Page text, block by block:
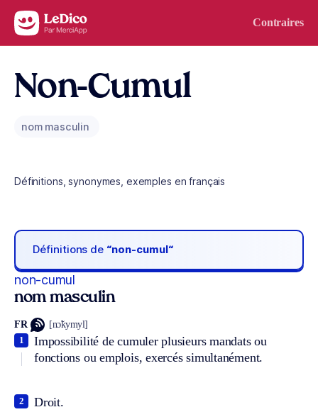
Aller au contenu Contraires
Non-Cumul
nom masculin
Définitions, synonymes, exemples en français
Définitions de “non-cumul“
non-cumul
nom masculin
FR [nɔ̃kymyl]
Impossibilité de cumuler plusieurs mandats ou
fonctions ou emplois, exercés simultanément.
1
Droit.
2